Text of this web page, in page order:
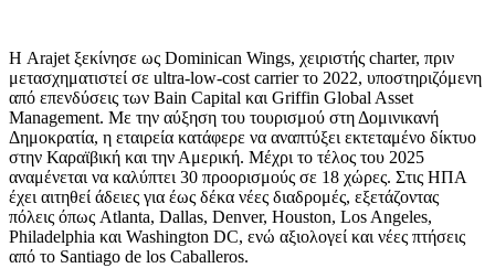
Η Arajet ξεκίνησε ως Dominican Wings, χειριστής charter, πριν
μετασχηματιστεί σε ultra-low-cost carrier το 2022, υποστηριζόμενη
από επενδύσεις των Bain Capital και Griffin Global Asset
Management. Με την αύξηση του τουρισμού στη Δομινικανή
Δημοκρατία, η εταιρεία κατάφερε να αναπτύξει εκτεταμένο δίκτυο
στην Καραϊβική και την Αμερική. Μέχρι το τέλος του 2025
αναμένεται να καλύπτει 30 προορισμούς σε 18 χώρες. Στις ΗΠΑ
έχει αιτηθεί άδειες για έως δέκα νέες διαδρομές, εξετάζοντας
πόλεις όπως Atlanta, Dallas, Denver, Houston, Los Angeles,
Philadelphia και Washington DC, ενώ αξιολογεί και νέες πτήσεις
από το Santiago de los Caballeros.